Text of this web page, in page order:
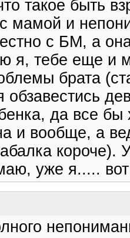
такое быть
мамой и
с БМ, а
я, тебе еще и
брата
обзавестись
да все
и вообще, а
короче).
уже я.....